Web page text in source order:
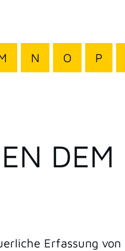
N O P
Erfassung von